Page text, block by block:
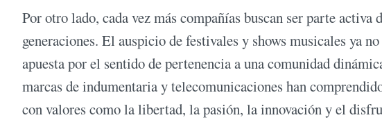
Por otro lado, cada vez más compañías buscan ser parte
generaciones. El auspicio de festivales y shows musicales ya
apuesta por el sentido de pertenencia a una comunidad
marcas de indumentaria y telecomunicaciones han
con valores como la libertad, la pasión, la innovación y el